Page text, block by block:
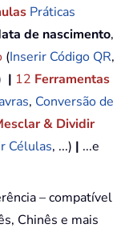
Práticas
de nascimento,
(Inserir Código QR,
| 12 Ferramentas
, Conversão de
& Dividir
Células, ...) | ...e
– compatível
Chinês e mais